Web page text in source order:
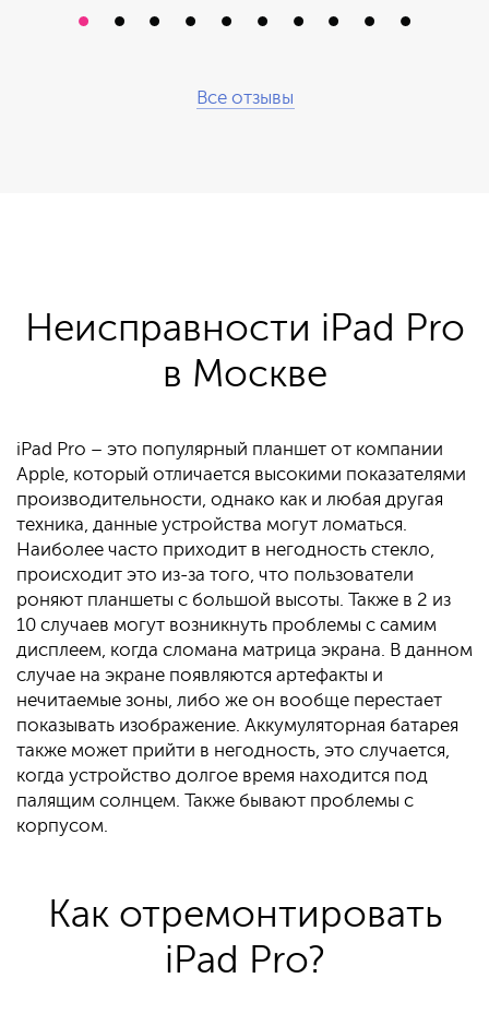
Все отзывы
Неисправности iPad Pro
в Москве
iPad Pro – это популярный планшет от компании
Apple, который отличается высокими показателями
производительности, однако как и любая другая
техника, данные устройства могут ломаться.
Наиболее часто приходит в негодность стекло,
происходит это из-за того, что пользователи
роняют планшеты с большой высоты. Также в 2 из
10 случаев могут возникнуть проблемы с самим
дисплеем, когда сломана матрица экрана. В данном
случае на экране появляются артефакты и
нечитаемые зоны, либо же он вообще перестает
показывать изображение. Аккумуляторная батарея
также может прийти в негодность, это случается,
когда устройство долгое время находится под
палящим солнцем. Также бывают проблемы с
корпусом.
Как отремонтировать
iPad Pro?